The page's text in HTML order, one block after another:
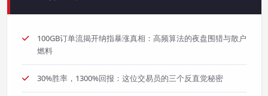
100GB订单流揭开纳指暴涨真相：高频算法的夜盘围猎与散户
燃料
30%胜率，1300%回报：这位交易员的三个反直觉秘密